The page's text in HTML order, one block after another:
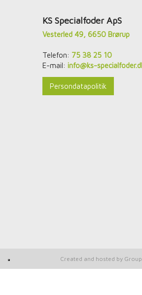
​KS Specialfoder ApS
Vesterled 49, 6650 Brørup
Telefon: 75 38 25 10
E-mail:info@ks-
Persondatapolitik
Created and hosted by